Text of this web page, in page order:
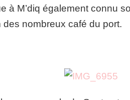
à M’diq également connu
des nombreux café du port.